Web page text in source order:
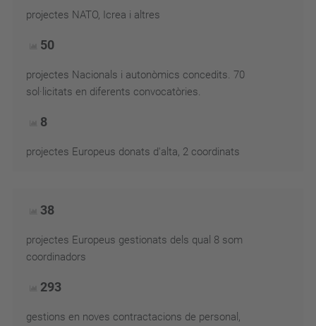
projectes NATO, Icrea i altres
50
projectes Nacionals i autonòmics concedits. 70
sol·licitats en diferents convocatòries.
8
projectes Europeus donats d'alta, 2 coordinats
38
projectes Europeus gestionats dels qual 8 som
coordinadors
293
gestions en noves contractacions de personal,